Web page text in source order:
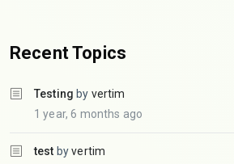
Recent Topics
Testing by vertim
1 year, 6 months ago
test byvertim